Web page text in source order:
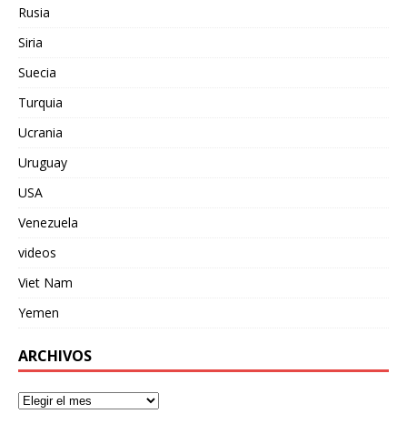
Rusia
Siria
Suecia
Turquia
Ucrania
Uruguay
USA
Venezuela
videos
Viet Nam
Yemen
ARCHIVOS